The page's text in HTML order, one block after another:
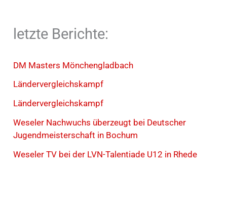
letzte Berichte:
DM Masters Mönchengladbach
Ländervergleichskampf
Ländervergleichskampf
Weseler Nachwuchs überzeugt bei Deutscher
Jugendmeisterschaft in Bochum
Weseler TV bei der LVN-Talentiade U12 in Rhede